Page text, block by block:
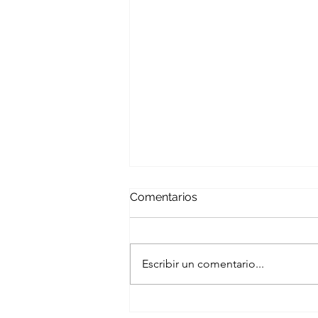
Comentarios
Escribir un comentario...